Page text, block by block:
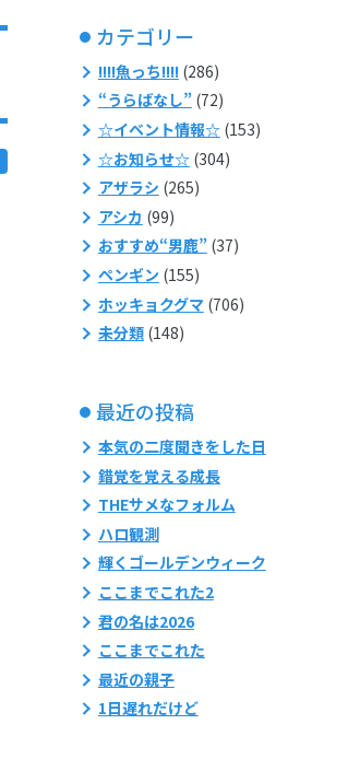
カテゴリー
!!!!魚っち!!!!(286)
“うらばなし”(72)
☆イベント情報☆(153)
☆お知らせ☆(304)
アザラシ (265)
アシカ (99)
おすすめ“男鹿”(37)
ペンギン (155)
ホッキョクグマ (706)
未分類(148)
最近の投稿
本気の二度聞きをした日
錯覚を覚える成長
THEサメなフォルム
ハロ観測
輝くゴールデンウィーク
ここまでこれた2
君の名は2026
ここまでこれた
最近の親子
1日遅れだけど